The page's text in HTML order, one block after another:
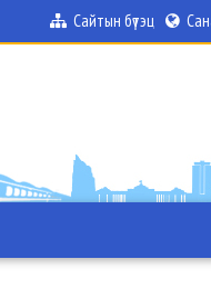
Сайтын бүтэц